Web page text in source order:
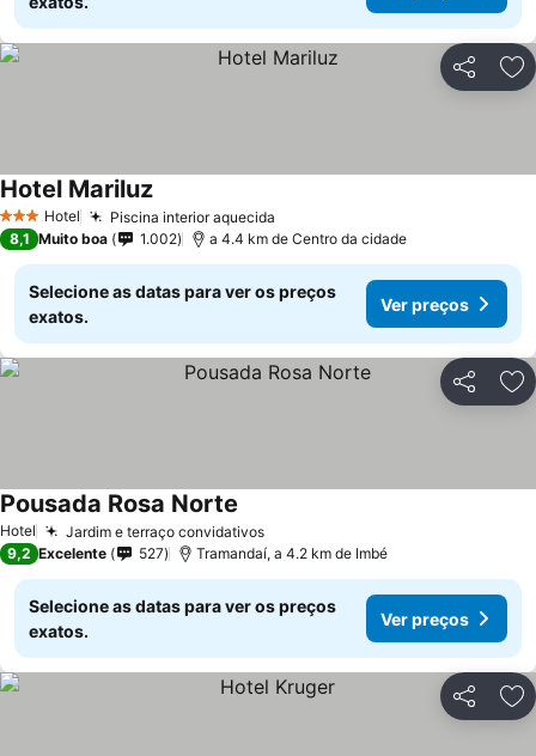
Partilhar
3 EstrelasHotel Piscina interior aquecida
Hotel Mariluz
8,1 Muito boa 1.002 a 4.4 km de Centro da cidade
Selecione as datas para ver os preços
exatos.
Ver preços
Partilhar
Hotel Jardim e terraço convidativos
Pousada Rosa Norte
9,2 Excelente 527 Tramandaí, a 4.2 km de Imbé
Selecione as datas para ver os preços
exatos.
Ver preços
Partilhar